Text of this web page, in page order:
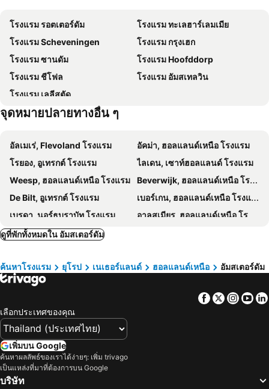
easyHotel Amsterdam Arena Boulevard
Amedia Amsterdam Airport, Trademark Collection By Wyndham
Rooms25
CityHub Amsterdam
โรงแรมโร
Inntel Hotels Amsterdam Landmark
Amsterdam Teleport Hotel
Ciao Papa Hotel Amsterdam Central Station
AmicitiA
Pestana Amsterdam Riverside
V Nesplein
Amsterdam House Hotel
โฮเทล อัมสเตอร์ดัม - เดอ รูด ลอย
NYX Hotel Amsterdam Rembrandt Square
NH อัมสเตอร์ดัม คารันซา
NH Collection Amsterdam Flower Market
NH อัมสเตอร์ดัม ชิลเลอร์
โรงแรมอัลบัส อัมสเตอร์ดัม ซิตี้ เซ็นเตอร์
Royal Amsterdam Hotel
Delta Hotel City Center
The Social Hub Amsterdam City
Sarphatipark in Amsterdam
Osdorpplein Metro Station
Mercatorplein Metro Station
University College Metro Station
Hoofddorpplein Metro Station
Amsterdam Centraal Metro Station
Teleport
Oostpoort
Buiteneiland
Huis aan de drie grachten
ศูนย์วิทยาศาสตร์นีโม่
แบลลูฮ์
Stedelijk
โรงแรม รอตเตอร์ดัม
โรงแรม ทะเลฮาร์เลมเมีย
โรงแรม Scheveningen
โรงแรม กรุงเฮก
โรงแรม ซานดัม
โรงแรม Hoofddorp
โรงแรม ชีโฟล
โรงแรม อัมสเทลวิน
โรงแรม เลลีสตัด
จุดหมายปลายทางอื่น ๆ
อัลเมเร่, Flevoland โรงแรม
อัคม่า, ฮอลแลนด์เหนือ โรงแรม
โรยอง, อูเทรกต์ โรงแรม
ไลเดน, เซาท์ฮอลแลนด์ โรงแรม
Weesp, ฮอลแลนด์เหนือ โรงแรม
Beverwijk, ฮอลแลนด์เหนือ โรงแรม
De Bilt, อูเทรกต์ โรงแรม
เบอร์เกน, ฮอลแลนด์เหนือ โรงแรม
เบรดา, นอร์ธบราบัท โรงแรม
อาลสเมียร, ฮอลแลนด์เหนือ โรงแรม
เปอร์เมเรนด์, ฮอลแลนด์เหนือ โรงแรม
นอร์ดวิค, เซาท์ฮอลแลนด์ โรงแรม
Schoorl, ฮอลแลนด์เหนือ โรงแรม
Doorn, อูเทรกต์ โรงแรม
Made, นอร์ธบราบัท โรงแรม
รอตเตอร์ดัม, เซาท์ฮอลแลนด์ โรงแรม
Scheveningen, เซาท์ฮอลแลนด์ โรงแรม
ซานดัม, ฮอลแลนด์เหนือ โรงแรม
ชีโฟล, ฮอลแลนด์เหนือ โรงแรม
ดูที่พักทั้งหมดใน อัมสเตอร์ดัม
ค้นหาโรงแรม ยุโรป เนเธอร์แลนด์ ฮอลแลนด์เหนือ อัมสเตอร์ดัม
Facebook
Twitter
เลือกประเทศของคุณ
เพิ่มบน Google
ค้นหาผลลัพธ์ของเราได้ง่ายๆ: เพิ่ม trivago
เป็นแหล่งที่มาที่ต้องการบน Google
บริษัท